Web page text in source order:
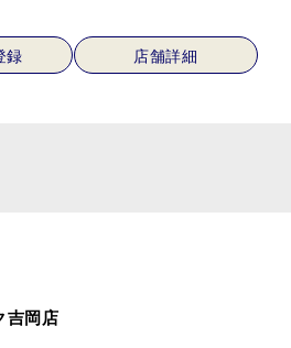
録 店舗詳細
吉岡店